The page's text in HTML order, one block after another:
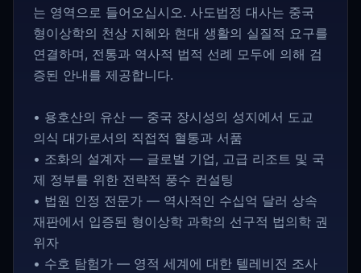
는 영역으로 들어오십시오. 사도법정 대사는 중국
형이상학의 천상 지혜와 현대 생활의 실질적 요구를
연결하며, 전통과 역사적 법적 선례 모두에 의해 검
증된 안내를 제공합니다.
• 용호산의 유산 — 중국 장시성의 성지에서 도교
의식 대가로서의 직접적 혈통과 서품
• 조화의 설계자 — 글로벌 기업, 고급 리조트 및 국
제 정부를 위한 전략적 풍수 컨설팅
• 법원 인정 전문가 — 역사적인 수십억 달러 상속
재판에서 입증된 형이상학 과학의 선구적 법의학 권
위자
• 수호 탐험가 — 영적 세계에 대한 텔레비전 조사